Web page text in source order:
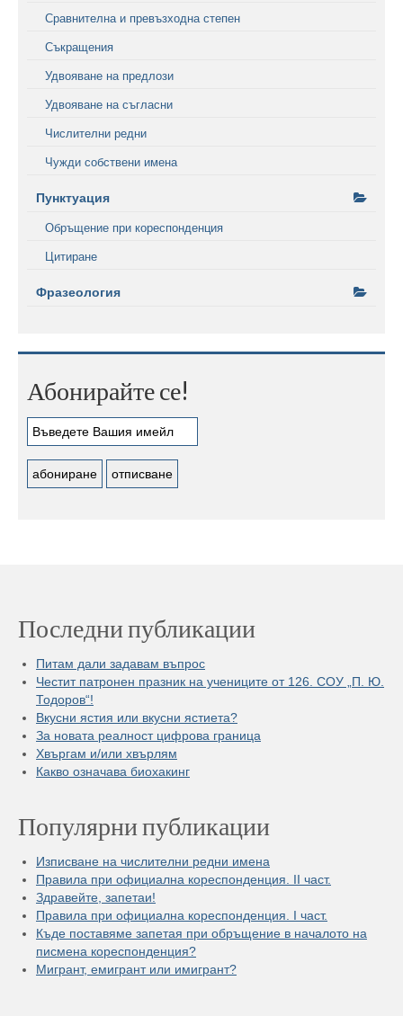
Сравнителна и превъзходна степен
Съкращения
Удвояване на предлози
Удвояване на съгласни
Числителни редни
Чужди собствени имена
Пунктуация
Обръщение при кореспонденция
Цитиране
Фразеология
Абонирайте се!
Последни публикации
Питам дали задавам въпрос
Честит патронен празник на учениците от 126. СОУ „П. Ю.
Тодоров“!
Вкусни ястия или вкусни ястиета?
За новата реалност цифрова граница
Хвъргам и/или хвърлям
Какво означава биохакинг
Популярни публикации
Изписване на числителни редни имена
Правила при официална кореспонденция. II част.
Здравейте, запетаи!
Правила при официална кореспонденция. I част.
Къде поставяме запетая при обръщение в началото на
писмена кореспонденция?
Мигрант, емигрант или имигрант?